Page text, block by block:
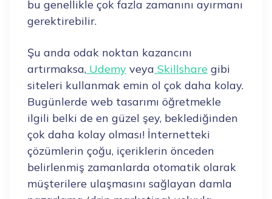
bu genellikle çok fazla zamanını ayırmanı
gerektirebilir.
Şu anda odak noktan kazancını
artırmaksa, Udemy veya Skillshare gibi
siteleri kullanmak emin ol çok daha kolay.
Bugünlerde web tasarımı öğretmekle
ilgili belki de en güzel şey, beklediğinden
çok daha kolay olması! İnternetteki
çözümlerin çoğu, içeriklerin önceden
belirlenmiş zamanlarda otomatik olarak
müşterilere ulaşmasını sağlayan damla